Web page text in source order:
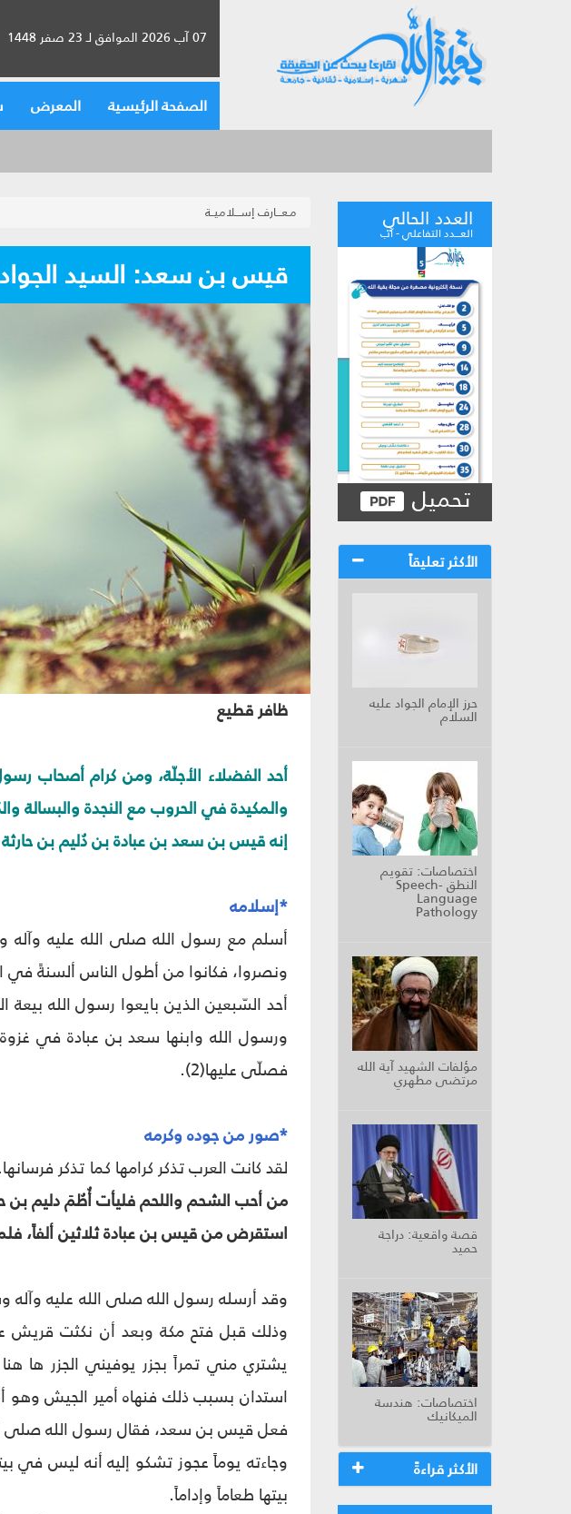
07 آب 2026 الموافق لـ 23 صفر 1448
الصفحة الرئيسية المعرض
العدد الحالي
العـــدد التفاعلي - آب
تحميل
الأكثر تعليقاً
حرز الإمام الجواد عليه
السلام
اختصاصات: تقويم
النطق Speech-
Language
Pathology
مؤلفات الشهيد آية الله
مرتضى مطهري
قصة واقعية: دراجة
حميد
اختصاصات: هندسة
الميكانيك
الأكثر قراءةً
مـعـــارف إســـلاميــة
قيس بن سعد: السيد الجواد
ظافر قطيع
أحد الفضلاء الأجلّة، ومن كرام أصحاب
والمكيدة في الحروب مع النجدة والبسالة
إنه قيس بن سعد بن عبادة بن دُليم بن حارثة
*إسلامه
أسلم مع رسول الله صلى الله عليه وآله
ونصروا، فكانوا من أطول الناس ألسنةً في
أحد السّبعين الذين بايعوا رسول الله
ورسول الله وابنها سعد بن عبادة في
فصلّى عليها(2).
*صور من جوده وكرمه
لقد كانت العرب تذكر كرامها كما تذكر
من أحب الشحم واللحم فليأت أُطُمَ دليم
استقرض من قيس بن عبادة ثلاثين ألفاً،
وقد أرسله رسول الله صلى الله عليه وآله
وذلك قبل فتح مكة وبعد أن نكثت قريش
يشتري مني تمراً بجزر يوفيني الجزر ها هنا
استدان بسبب ذلك فنهاه أمير الجيش وهو
فعل قيس بن سعد، فقال رسول الله صلى
وجاءته يوماً عجوز تشكو إليه أنه ليس في
بيتها طعاماً وإداماً.